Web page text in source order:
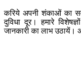
करिये अपनी शंकाओं का
दुविधा दूर। हमारे
जानकारी का लाभ उठायें।